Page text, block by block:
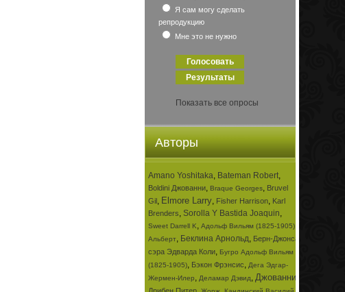
Я сам могу сделать
репродукцию
Мне это не нужно
Показать все опросы
Авторы
Amano Yoshitaka, Bateman Robert,
Boldini Джованни, Braque Georges, Bruvel
Gil, Elmore Larry, Fisher Harrison, Karl
Brenders, Sorolla Y Bastida Joaquin,
Sweet Darrell K, Адольф Вильям (1825-1905)
Альберт, Беклина Арнольд, Берн-Джонса
сэра Эдварда Коли, Бугро Адольф Вильям
(1825-1905), Бэкон Фрэнсис, Дега Эдгар-
Жермен-Илер, Деламар Дэвид, Джованни